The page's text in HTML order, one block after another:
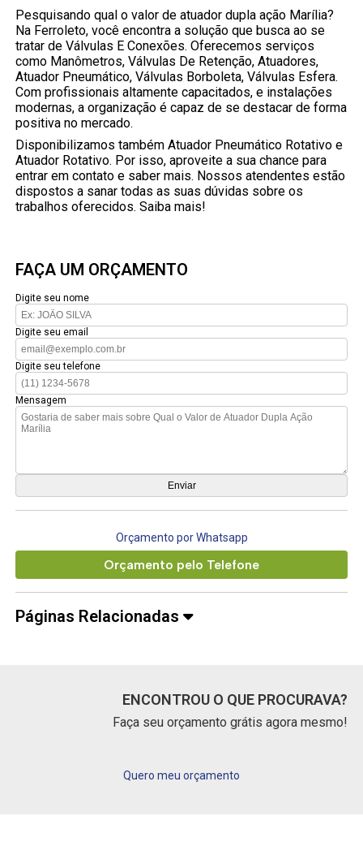
Pesquisando qual o valor de atuador dupla ação Marília?
Na Ferroleto, você encontra a solução que busca ao se
tratar de Válvulas E Conexões. Oferecemos serviços
como Manômetros, Válvulas De Retenção, Atuadores,
Atuador Pneumático, Válvulas Borboleta, Válvulas Esfera.
Com profissionais altamente capacitados, e instalações
modernas, a organização é capaz de se destacar de forma
positiva no mercado.
Disponibilizamos também Atuador Pneumático Rotativo e
Atuador Rotativo. Por isso, aproveite a sua chance para
entrar em contato e saber mais. Nossos atendentes estão
dispostos a sanar todas as suas dúvidas sobre os
trabalhos oferecidos. Saiba mais!
FAÇA UM ORÇAMENTO
Digite seu nome
Digite seu email
Digite seu telefone
Mensagem
Orçamento por Whatsapp
Orçamento pelo Telefone
Páginas Relacionadas
ENCONTROU O QUE PROCURAVA?
Faça seu orçamento grátis agora mesmo!
Quero meu orçamento